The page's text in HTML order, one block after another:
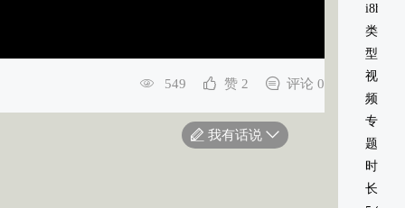
549 赞 2 评论 0
我有话说
息
系
统
i8home
类
型：
视
频
专
题
时
长：